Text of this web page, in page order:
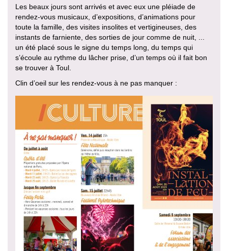
Les beaux jours sont arrivés et avec eux une pléiade de
rendez-vous musicaux, d’expositions, d’animations pour
toute la famille, des visites insolites et vertigineuses, des
instants de farniente, des sorties de jour comme de nuit, ...
un été placé sous le signe du temps long, du temps qui
s’écoule au rythme du lâcher prise, d’un temps où il fait bon
se trouver à Toul.
Clin d’oeil sur les rendez-vous à ne pas manquer :